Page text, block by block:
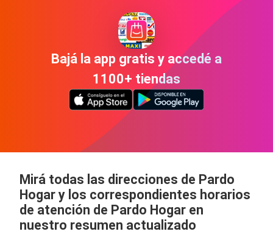
Bajá la app gratis y accedé a
1100+ tiendas
Mirá todas las direcciones de Pardo
Hogar y los correspondientes horarios
de atención de Pardo Hogar en
nuestro resumen actualizado